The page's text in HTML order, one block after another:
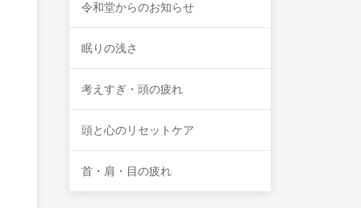
令和堂からのお知らせ
眠りの浅さ
考えすぎ・頭の疲れ
頭と心のリセットケア
首・肩・目の疲れ